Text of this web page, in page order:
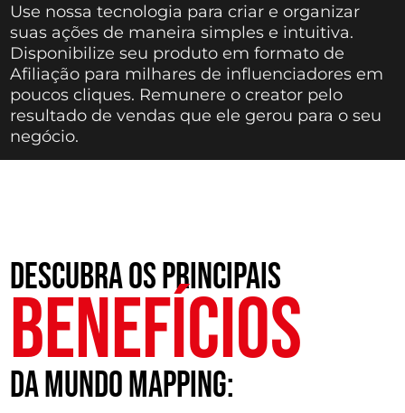
Use nossa tecnologia para criar e organizar
suas ações de maneira simples e intuitiva.
Disponibilize seu produto em formato de
Afiliação para milhares de influenciadores em
poucos cliques. Remunere o creator pelo
resultado de vendas que ele gerou para o seu
negócio.
DESCUBRA OS PRINCIPAIS
BENEFÍCIOS
DA MUNDO MAPPING: